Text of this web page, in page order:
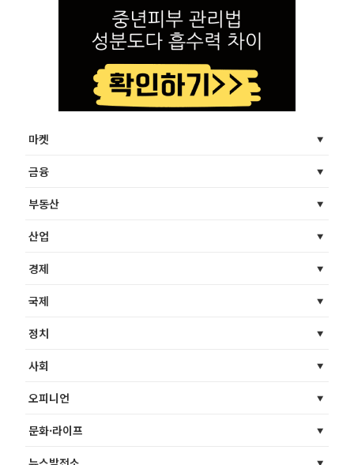
마켓
금융
부동산
산업
경제
국제
정치
사회
오피니언
문화·라이프